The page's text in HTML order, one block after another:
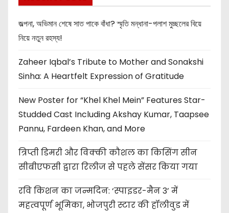
o
n
জল্পনা, অভিমান শেষে সাত পাকে বাঁধা? স্মৃতি মন্ধানা-পলাশ মুচ্ছলের বিয়ে
নিয়ে নতুন রহস্য!
Zaheer Iqbal’s Tribute to Mother and Sonakshi
Sinha: A Heartfelt Expression of Gratitude
New Poster for “Khel Khel Mein” Features Star-
Studded Cast Including Akshay Kumar, Taapsee
Pannu, Fardeen Khan, and More
त्रिप्ती डिमरी और विक्की कौशल का किसिंग सीन
सीबीएफसी द्वारा रिलीज से पहले सेंसर किया गया
रवि किशन का जन्मदिन: ‘स्पाइडर-मैन 3’ में
महत्वपूर्ण भूमिका, भोजपुरी स्टार की हॉलीवुड में